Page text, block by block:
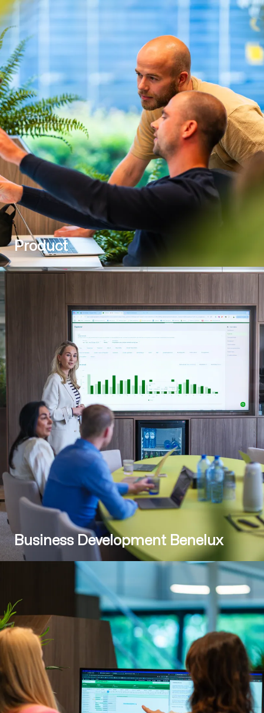
Product
Business Development Benelux